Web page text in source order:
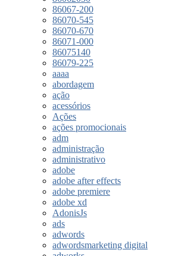
86067-200
86070-545
86070-670
86071-000
86075140
86079-225
aaaa
abordagem
ação
acessórios
Ações
ações promocionais
adm
administração
administrativo
adobe
adobe after effects
adobe premiere
adobe xd
AdonisJs
ads
adwords
adwordsmarketing digital